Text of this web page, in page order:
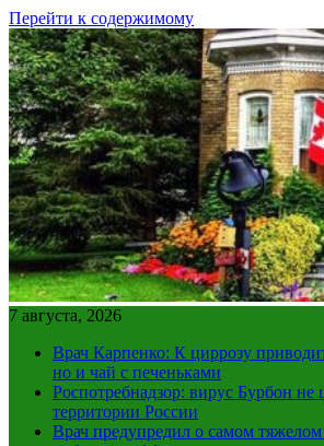
Перейти к содержимому
7 августа, 2026
Врач Карпенко: К циррозу
но и чай с печеньками
Роспотребнадзор: вирус Бурбон не
территории России
Врач предупредил о самом